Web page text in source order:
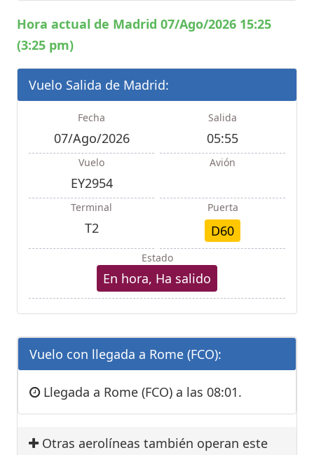
Hora actual de Madrid 07/Ago/2026 15:25
(3:25 pm)
Vuelo Salida de Madrid:
Fecha
07/Ago/2026
Salida
05:55
Vuelo
EY2954
Avión
Terminal
T2
Puerta
D60
Estado
En hora, Ha salido
Vuelo con llegada a Rome (FCO):
Llegada a Rome (FCO) a las 08:01.
Otras aerolíneas también operan este